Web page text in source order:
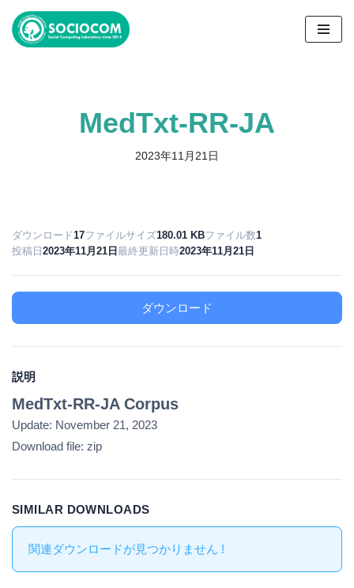
コ
MedTxt-RR-JA
2023年11月21日
ダウンロード 17ファイルサイズ180.01 KBファイル数1
投稿日2023年11月21日最終更新日時2023年11月21日
ダウンロード
説明
MedTxt-RR-JA Corpus
Update: November 21, 2023
Download file: zip
SIMILAR DOWNLOADS
関連ダウンロードが見つかりません !